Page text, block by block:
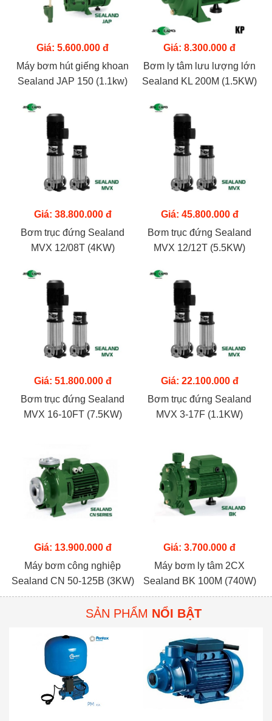
Giá: 5.600.000 đ
Máy bơm hút giếng khoan
Sealand JAP 150 (1.1kw)
Giá: 8.300.000 đ
Bơm ly tâm lưu lượng lớn
Sealand KL 200M (1.5KW)
Giá: 38.800.000 đ
Bơm trục đứng Sealand
MVX 12/08T (4KW)
Giá: 45.800.000 đ
Bơm trục đứng Sealand
MVX 12/12T (5.5KW)
Giá: 51.800.000 đ
Bơm trục đứng Sealand
MVX 16-10FT (7.5KW)
Giá: 22.100.000 đ
Bơm trục đứng Sealand
MVX 3-17F (1.1KW)
Giá: 13.900.000 đ
Máy bơm công nghiệp
Sealand CN 50-125B (3KW)
Giá: 3.700.000 đ
Máy bơm ly tâm 2CX
Sealand BK 100M (740W)
SẢN PHẨM NỔI BẬT